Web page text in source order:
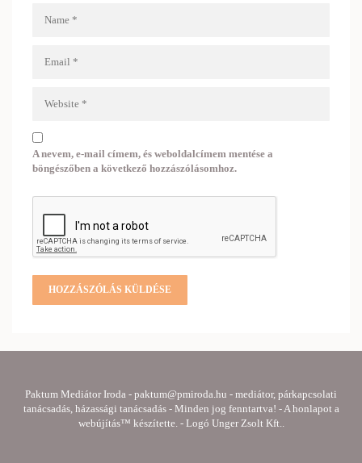
A nevem, e-mail címem, és weboldalcímem mentése a
böngészőben a következő hozzászólásomhoz.
Paktum Mediátor Iroda - paktum@pmiroda.hu - mediátor, párkapcsolati
tanácsadás, házassági tanácsadás - Minden jog fenntartva! - A honlapot a
webújítás™ készítette. - Logó Unger Zsolt Kft.